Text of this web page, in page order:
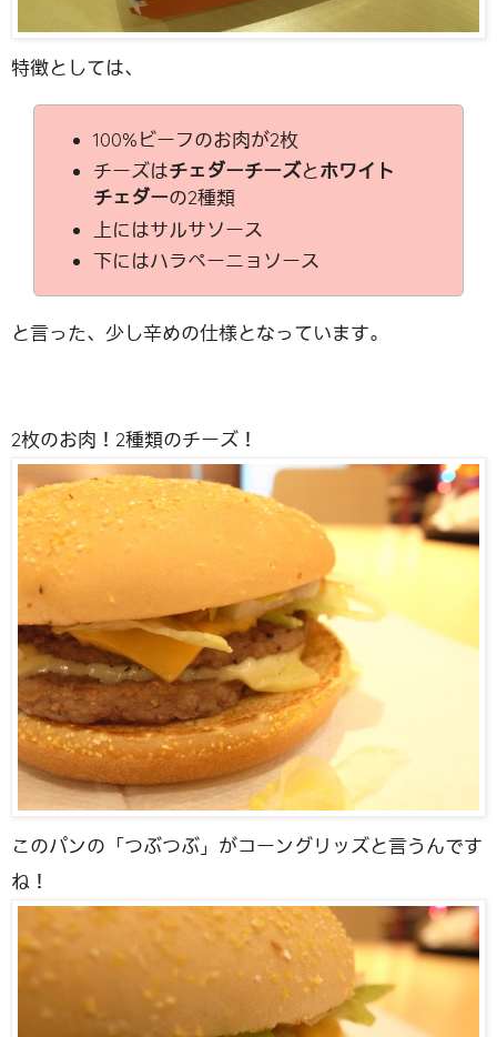
特徴としては、
100%ビーフのお肉が2枚
チーズはチェダーチーズとホワイト
チェダーの2種類
上にはサルサソース
下にはハラペーニョソース
と言った、少し辛めの仕様となっています。
2枚のお肉！2種類のチーズ！
このパンの「つぶつぶ」がコーングリッズと言うんです
ね！